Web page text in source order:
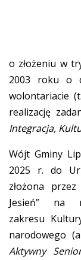
o złożeniu w
2003 roku o
wolontariacie
realizację
Integracja,
Wójt Gminy
2025 r. do
złożona
Jesień” na
zakresu
narodowego
Aktywny